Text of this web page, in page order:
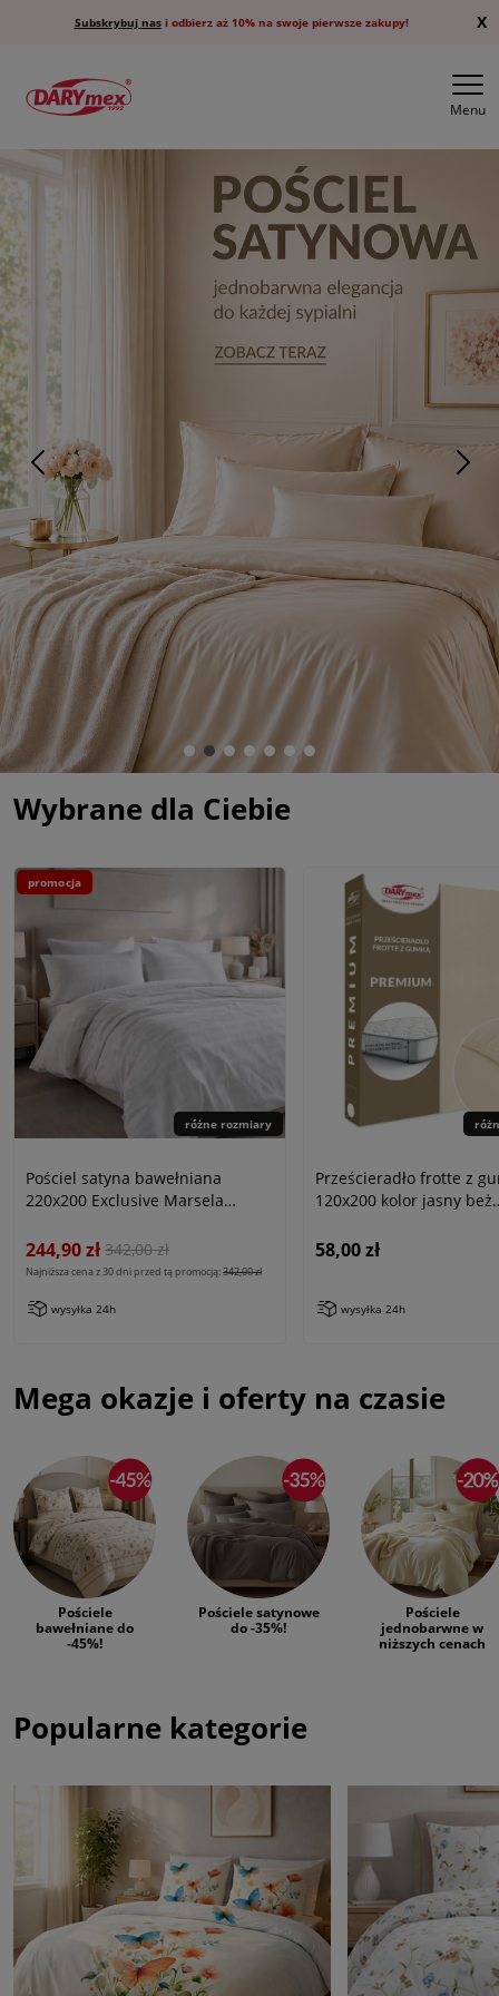
Subskrybuj nasi odbierz aż 10% na swoje pierwsze zakupy! X
Menu
Wybrane dla Ciebie
różne rozmiary
Pościel satyna bawełniana
220x200 Exclusive Marsela
244,90 zł 342,00 zł
Najniższa cena z 30 dni przed tą promocją:342,00 zł
wysyłka 24h
promocja
Prześcieradło frotte z
120x200 kolor jasny beż
58,00 zł
wysyłka 24h
Mega okazje i oferty na czasie
Pościele
bawełniane do
-45%!
Pościele satynowe
do -35%!
Pościele
jednobarwne w
niższych cenach
Popularne kategorie